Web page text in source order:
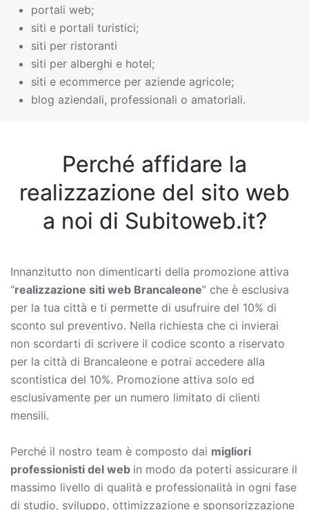
portali web;
siti e portali turistici;
siti per ristoranti
siti per alberghi e hotel;
siti e ecommerce per aziende agricole;
blog aziendali, professionali o amatoriali.
Perché affidare la
realizzazione del sito web
a noi di Subitoweb.it?
Innanzitutto non dimenticarti della promozione attiva
“realizzazione siti web Brancaleone” che è esclusiva
per la tua città e ti permette di usufruire del 10% di
sconto sul preventivo. Nella richiesta che ci invierai
non scordarti di scrivere il codice sconto a riservato
per la città di Brancaleone e potrai accedere alla
scontistica del 10%. Promozione attiva solo ed
esclusivamente per un numero limitato di clienti
mensili.
Perché il nostro team è composto dai migliori
professionisti del web in modo da poterti assicurare il
massimo livello di qualità e professionalità in ogni fase
di studio, sviluppo, ottimizzazione e sponsorizzazione